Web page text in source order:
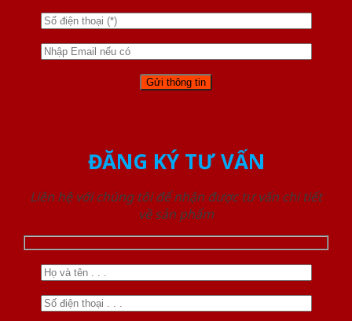
ĐĂNG KÝ TƯ VẤN
Liên hệ với chúng tôi để nhận được tư vấn chi tiết
về sản phẩm